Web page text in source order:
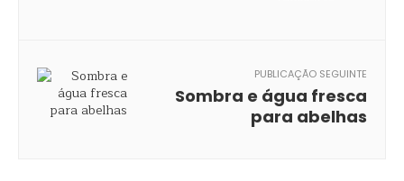
PUBLICAÇÃO SEGUINTE
Sombra e água fresca
para abelhas